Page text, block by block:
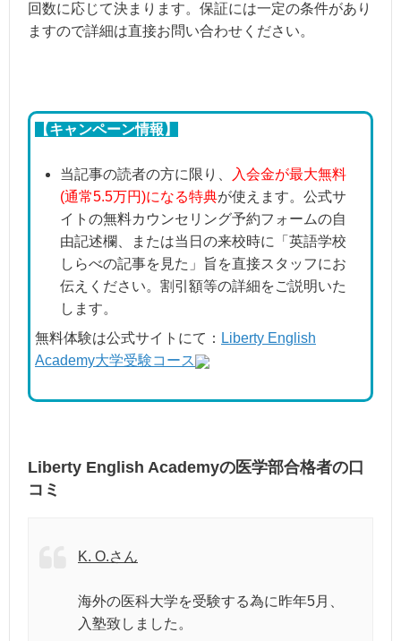
回数に応じて決まります。保証には一定の条件があり
ますので詳細は直接お問い合わせください。
【キャンペーン情報】
当記事の読者の方に限り、
入会金が最大無料
(通常5.5万円)になる特典が使えます。公式サ
イトの無料カウンセリング予約フォームの自
由記述欄、または当日の来校時に「英語学校
しらべの記事を見た」旨を直接スタッフにお
伝えください。割引額等の詳細をご説明いた
します。
無料体験は公式サイトにて： Liberty English
Academy大学受験コース
Liberty English Academyの医学部合格者の口
コミ
K. O.さん
海外の医科大学を受験する為に昨年5月、
入塾致しました。